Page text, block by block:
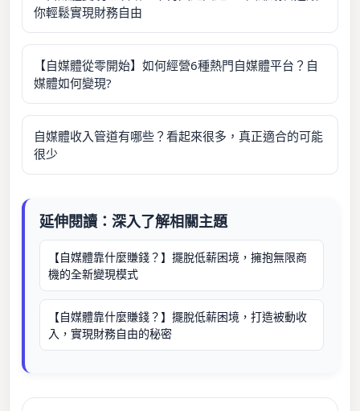
你輕鬆實現財務自由
【自媒體從零開始】如何經營6種熱門自媒體平台？自
媒體如何變現?
自媒體收入管道有哪些？看起來很多，真正適合的可能
很少
延伸閱讀：深入了解相關主題
【自媒體靠什麼賺錢？】擺脫低薪困境，擁抱無限商
機的全新變現模式
【自媒體靠什麼賺錢？】擺脫低薪困境，打造被動收
入，實現財務自由的秘密